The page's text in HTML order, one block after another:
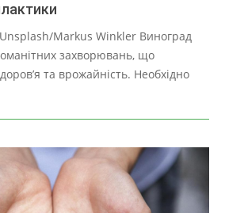
Markus Winkler Виноград
захворювань, що
та врожайність. Необхідно